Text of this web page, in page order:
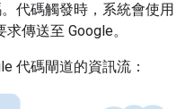
代碼觸發時，系統會使用
傳送至 Google。
代碼閘道的資訊流：